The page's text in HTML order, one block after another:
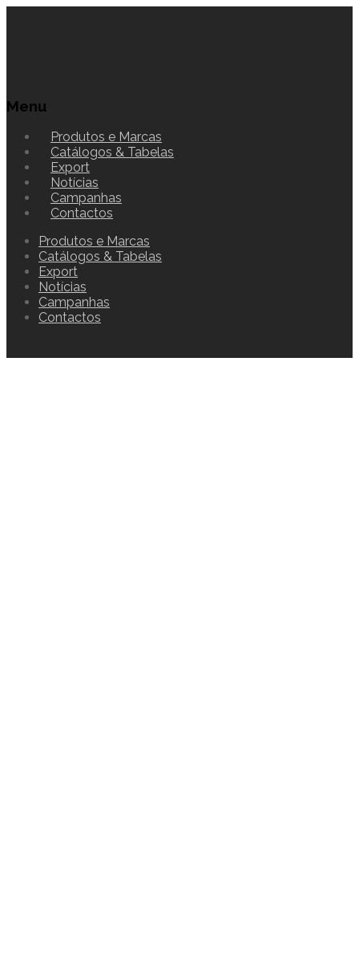
Menu
Produtos e Marcas
Catálogos & Tabelas
Export
Notícias
Campanhas
Contactos
Produtos e Marcas
Catálogos & Tabelas
Export
Notícias
Campanhas
Contactos